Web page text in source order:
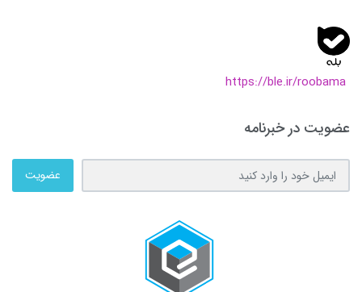
https://ble.ir/roobama
عضویت در خبرنامه
عضویت